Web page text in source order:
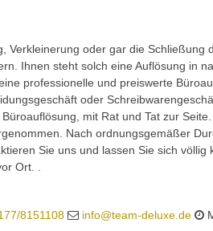
Verkleinerung oder gar die
Ihnen steht solch eine Auflösung in
professionelle und preiswerte
oder
mit Rat und Tat zur
Nach ordnungsgemäßer
Sie uns und lassen Sie sich
Ort. .
8151108 info@team-deluxe.de